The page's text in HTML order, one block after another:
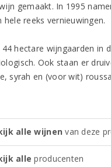
gemaakt. In 1995
reeks vernieuwingen.
hectare wijngaarden in
Ook staan er
syrah en (voor wit)
alle wijnen van deze
alle producenten